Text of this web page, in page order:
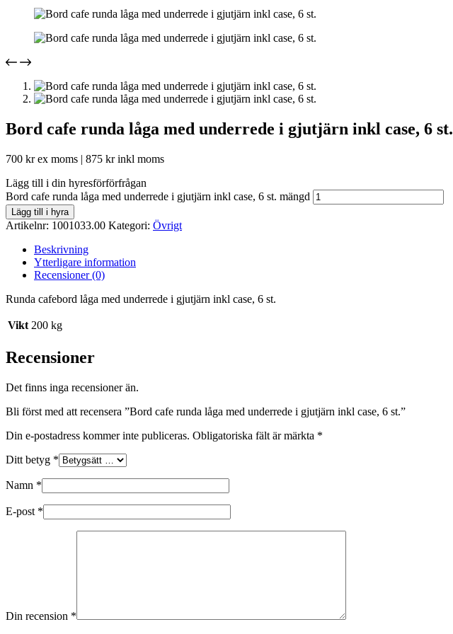
Bord cafe runda låga med underrede i gjutjärn inkl case, 6 st.
700 krex moms | 875 krinkl moms
Lägg till i din hyresförförfrågan
Bord cafe runda låga med underrede i gjutjärn inkl case, 6 st. mängd
Lägg till i hyra
Artikelnr: 1001033.00 Kategori: Övrigt
Beskrivning
Ytterligare information
Recensioner (0)
Runda cafebord låga med underrede i gjutjärn inkl case, 6 st.
Vikt 200 kg
Recensioner
Det finns inga recensioner än.
Bli först med att recensera ”Bord cafe runda låga med underrede i gjutjärn inkl case, 6 st.”
Din e-postadress kommer inte publiceras. Obligatoriska fält är märkta *
Ditt betyg *
Namn *
E-post *
Din recension *